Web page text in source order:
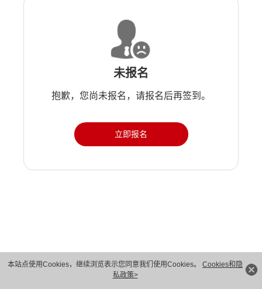
本站点使用Cookies，继续浏览表示您同意我们使用Cookies。 Cookies和隐
私政策>
未报名
抱歉，您尚未报名，请报名后再签到。
立即报名
版权所有 © 华为技术有限公司 1998-2026。 保留一切权利。粤A2-20044005号
隐私保护
法律声明